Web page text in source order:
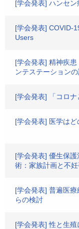
[学会発表] ハンセ
[学会発表] COVID-
Users
[学会発表] 精神疾
ンテステーション
[学会発表] 「コロナ
[学会発表] 医学は
[学会発表] 優生保
術：家族計画と不
[学会発表] 普遍医
らの検討
[学会発表] 性と生